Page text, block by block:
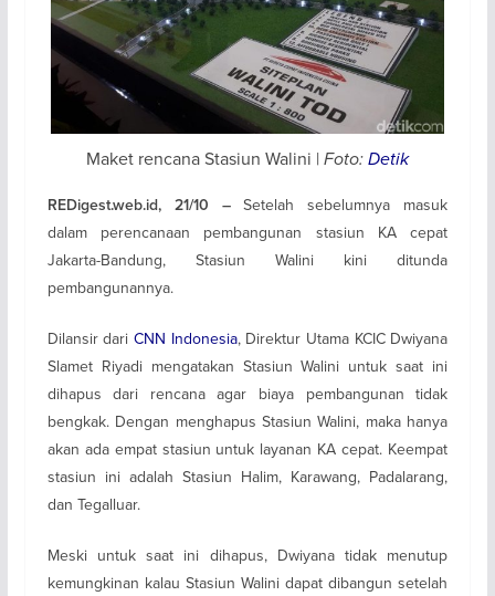
Maket rencana Stasiun Walini | Foto:Detik
REDigest.web.id, 21/10 –Setelah sebelumnya masuk
dalam perencanaan pembangunan stasiun KA cepat
Jakarta-Bandung, Stasiun Walini kini ditunda
pembangunannya.
Dilansir dariCNN Indonesia, Direktur Utama KCIC Dwiyana
Slamet Riyadi mengatakan Stasiun Walini untuk saat ini
dihapus dari rencana agar biaya pembangunan tidak
bengkak. Dengan menghapus Stasiun Walini, maka hanya
akan ada empat stasiun untuk layanan KA cepat. Keempat
stasiun ini adalah Stasiun Halim, Karawang, Padalarang,
dan Tegalluar.
Meski untuk saat ini dihapus, Dwiyana tidak menutup
kemungkinan kalau Stasiun Walini dapat dibangun setelah